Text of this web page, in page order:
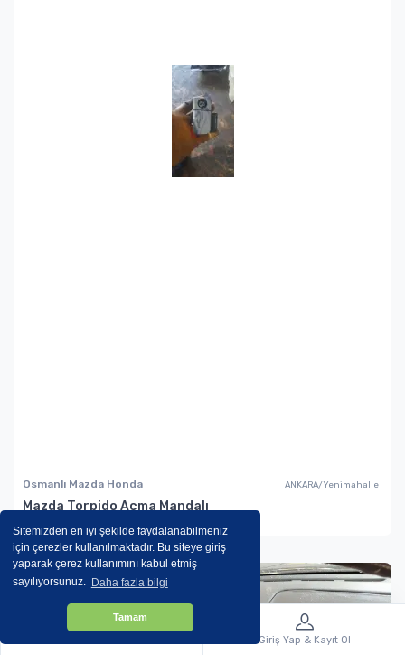
Sitemizden en iyi şekilde faydalanabilmeniz
için çerezler kullanılmaktadır. Bu siteye giriş
yaparak çerez kullanımını kabul etmiş
sayılıyorsunuz. Daha fazla bilgi
Tamam
Osmanlı Mazda Honda ANKARA/Yenimahalle
Mazda Torpido Açma Mandalı
Giriş Yap & Kayıt Ol